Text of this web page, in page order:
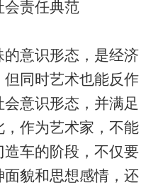
责任典范
意识形态，是经济
同时艺术也能反作
意识形态，并满足
，作为艺术家，不能
车的阶段，不仅要
貌和思想感情，还